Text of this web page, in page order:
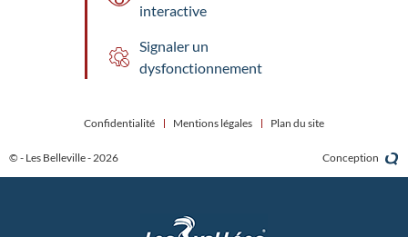
interactive
Signaler un
dysfonctionnement
© - Les Belleville - 2026
Confidentialité Mentions légales Plan du site
Conception